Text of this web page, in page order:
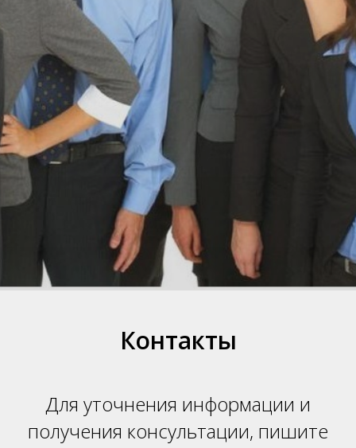
Контакты
Для уточнения информации и
получения консультации, пишите